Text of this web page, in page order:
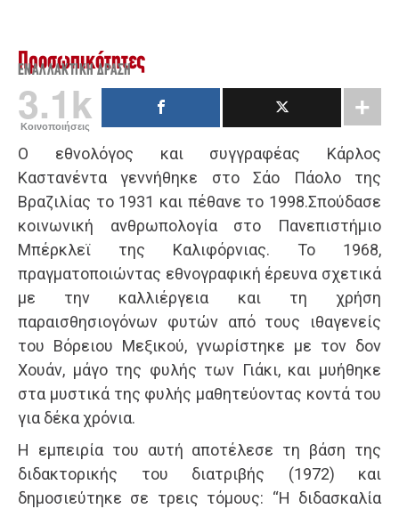
Προσωπικότητες
ΕΝΑΛΛΑΚΤΙΚΉ ΔΡΆΣΗ
3.1k
Κοινοποιήσεις
Ο εθνολόγος και συγγραφέας Κάρλος
Καστανέντα γεννήθηκε στο Σάο Πάολο της
Βραζιλίας το 1931 και πέθανε το 1998.Σπούδασε
κοινωνική ανθρωπολογία στο Πανεπιστήμιο
Μπέρκλεϊ της Καλιφόρνιας. Το 1968,
πραγματοποιώντας εθνογραφική έρευνα σχετικά
με την καλλιέργεια και τη χρήση
παραισθησιογόνων φυτών από τους ιθαγενείς
του Βόρειου Μεξικού, γνωρίστηκε με τον δον
Χουάν, μάγο της φυλής των Γιάκι, και μυήθηκε
στα μυστικά της φυλής μαθητεύοντας κοντά του
για δέκα χρόνια.
Η εμπειρία του αυτή αποτέλεσε τη βάση της
διδακτορικής του διατριβής (1972) και
δημοσιεύτηκε σε τρεις τόμους: “Η διδασκαλία